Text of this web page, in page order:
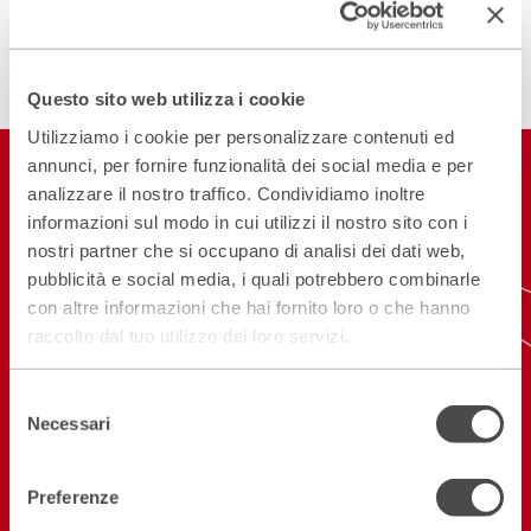
Questo sito web utilizza i cookie
Utilizziamo i cookie per personalizzare contenuti ed
annunci, per fornire funzionalità dei social media e per
analizzare il nostro traffico. Condividiamo inoltre
informazioni sul modo in cui utilizzi il nostro sito con i
nostri partner che si occupano di analisi dei dati web,
pubblicità e social media, i quali potrebbero combinarle
con altre informazioni che hai fornito loro o che hanno
raccolto dal tuo utilizzo dei loro servizi.
delNecessari
Preferenze
2
Restiamo in
contatto
ISCRIVITI ALLA NEWSLETTER
NEW! SCARICA L'APP